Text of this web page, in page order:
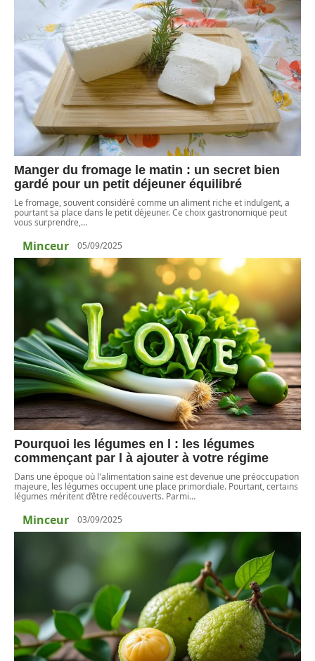
Manger du fromage le matin : un secret bien
gardé pour un petit déjeuner équilibré
Le fromage, souvent considéré comme un aliment riche et indulgent, a
pourtant sa place dans le petit déjeuner. Ce choix gastronomique peut
vous surprendre,…
Minceur 05/09/2025
Pourquoi les légumes en l : les légumes
commençant par l à ajouter à votre régime
Dans une époque où l'alimentation saine est devenue une préoccupation
majeure, les légumes occupent une place primordiale. Pourtant, certains
légumes méritent d’être redécouverts. Parmi…
Minceur 03/09/2025